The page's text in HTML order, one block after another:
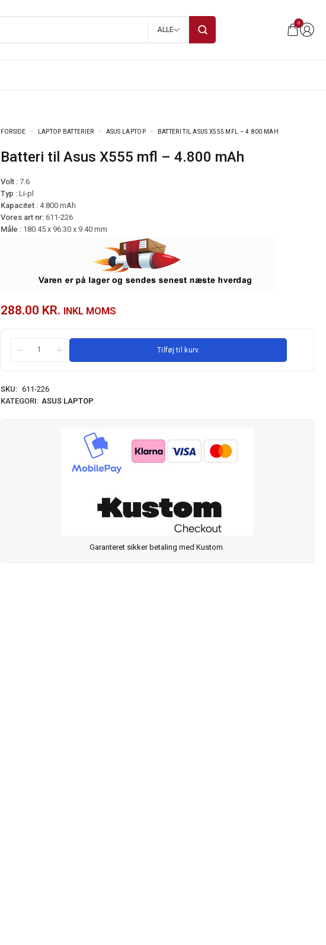
ALLE
0
FORSIDE LAPTOP BATTERIER ASUS LAPTOP BATTERI TIL ASUS X555 MFL – 4.800 MAH
Batteri til Asus X555 mfl – 4.800 mAh
Volt :7.6
Typ : Li-pl
Kapacitet : 4.800 mAh
Vores art nr: 611-226
Måle : 180.45 x 96.30 x 9.40 mm
288.00 KR. INKL MOMS
Tilføj til kurv
SKU: 611-226
KATEGORI: ASUS LAPTOP
Garanteret sikker betaling med Kustom.